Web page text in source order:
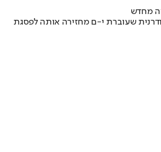
מחדש
שעוברת י-ם מחזירה אותה לפסגת